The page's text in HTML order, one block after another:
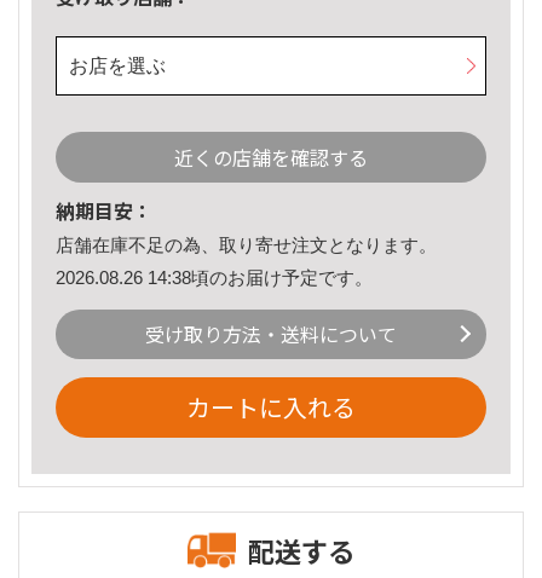
お店を選ぶ
近くの店舗を確認する
納期目安：
店舗在庫不足の為、取り寄せ注文となります。
2026.08.26 14:38頃のお届け予定です。
受け取り方法・送料について
カートに入れる
配送する